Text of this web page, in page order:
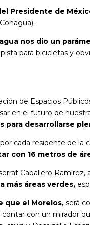
Presidente de
nos dio un
pista para bicicletas y
de Espacios
en el futuro de
para desarrollarse
cada residente de la
con 16 metros de
Caballero Ramírez,
más áreas verdes,
que el Morelos,será
con un mirador